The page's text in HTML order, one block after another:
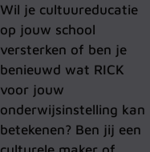
Wil je cultuureducatie
op jouw school
versterken of ben je
benieuwd wat RICK
voor jouw
onderwijsinstelling kan
betekenen? Ben jij een